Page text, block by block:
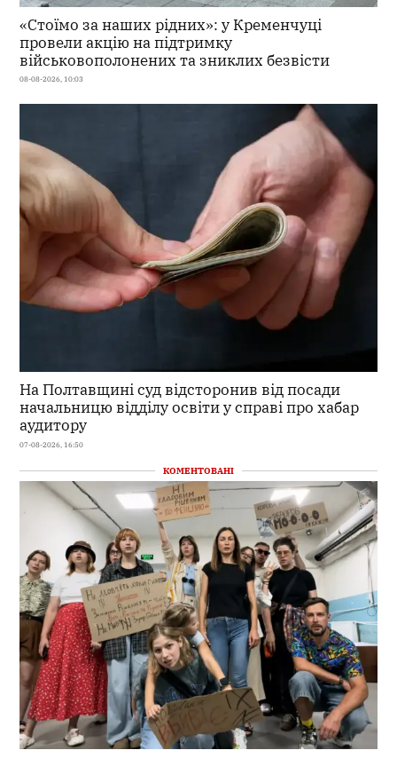
«Стоїмо за наших рідних»: у Кременчуці
провели акцію на підтримку
військовополонених та зниклих безвісти
08-08-2026, 10:03
На Полтавщині суд відсторонив від посади
начальницю відділу освіти у справі про хабар
аудитору
07-08-2026, 16:50
КОМЕНТОВАНІ